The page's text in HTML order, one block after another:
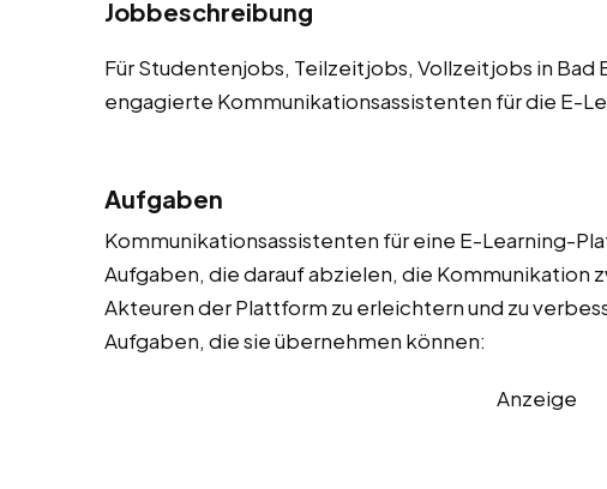
Jobbeschreibung
Für Studentenjobs, Teilzeitjobs, Vollzeitjobs in Bad
engagierte Kommunikationsassistenten für die E-
Aufgaben
Kommunikationsassistenten für eine E-Learning-
Aufgaben, die darauf abzielen, die Kommunikation
Akteuren der Plattform zu erleichtern und zu
Aufgaben, die sie übernehmen können:
Anzeige